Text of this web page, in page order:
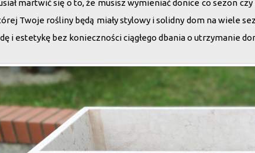
martwić się o to, że musisz wymieniać donice co sezon
Twoje rośliny będą miały stylowy i solidny dom na wiele
i estetykę bez konieczności ciągłego dbania o utrzymanie